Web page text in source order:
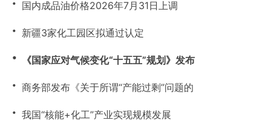
国内成品油价格2026年7月31日上调
・ 新疆3家化工园区拟通过认定
・ 《国家应对气候变化“十五五”规划》发布
・ 商务部发布《关于所谓“产能过剩”问题的
・ 我国“核能+化工”产业实现规模发展